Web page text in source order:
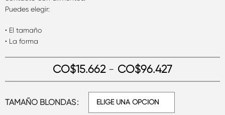
Puedes elegir:
• El tamaño
• La forma
CO$15.662 - CO$96.427
TAMAÑO BLONDAS